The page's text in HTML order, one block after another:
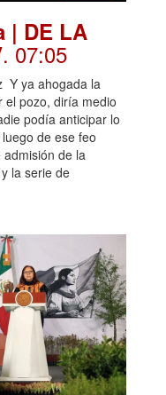
| DE LA
. 07:05
Y ya ahogada la
el pozo, diría medio
podía anticipar lo
de ese feo
de la
la serie de